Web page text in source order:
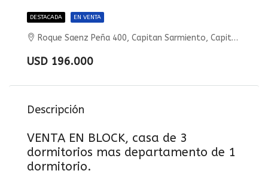
DESTACADA EN VENTA
Roque Saenz Peña 400, Capitan Sarmiento, Capitán Sarmiento, Capitán Sarmiento
USD 196.000
Descripción
VENTA EN BLOCK, casa de 3
dormitorios mas departamento de 1
dormitorio.